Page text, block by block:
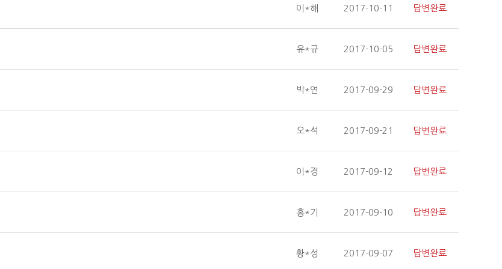
이*해 2017-10-11 답변완료
유*규 2017-10-05 답변완료
박*연 2017-09-29 답변완료
오*석 2017-09-21 답변완료
이*경 2017-09-12 답변완료
홍*기 2017-09-10 답변완료
황*성 2017-09-07 답변완료